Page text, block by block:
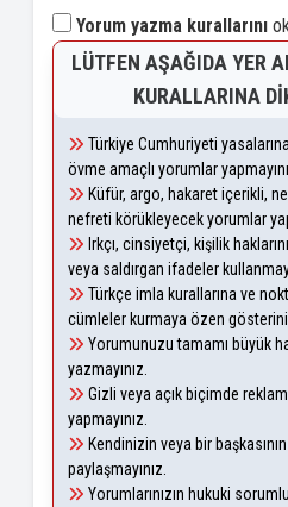
Yorum yazma kurallarını
LÜTFEN AŞAĞIDA YER
KURALLARINA
Türkiye Cumhuriyeti
övme amaçlı yorumlar
Küfür, argo, hakaret içerikli,
nefreti körükleyecek yorumlar
Irkçı, cinsiyetçi, kişilik
veya saldırgan ifadeler
Türkçe imla kurallarına ve
cümleler kurmaya özen
Yorumunuzu tamamı büyük
yazmayınız.
Gizli veya açık biçimde
yapmayınız.
Kendinizin veya bir
paylaşmayınız.
Yorumlarınızın hukuki